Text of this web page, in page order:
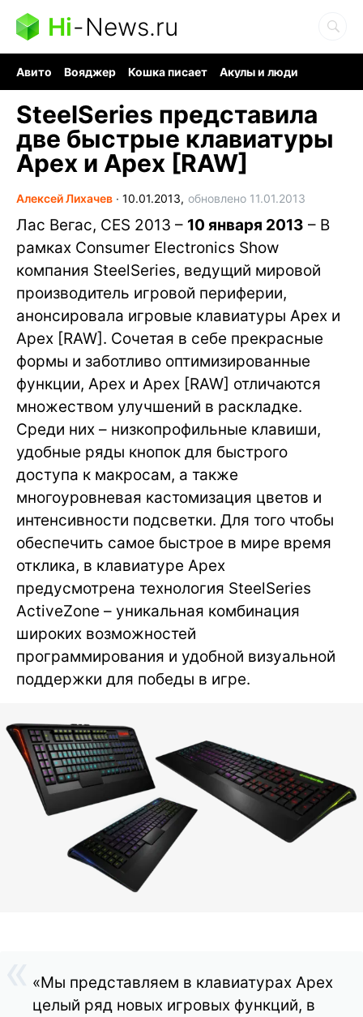
Hi-News.ru
Авито Вояджер Кошка писает
Акулы и люди
SteelSeries представила
две быстрые клавиатуры
Apex и Apex [RAW]
Алексей Лихачев ∙ 10.01.2013, обновлено 11.01.2013
Лас Вегас, CES 2013 – 10 января 2013 – В
рамках Consumer Electronics Show
компания SteelSeries, ведущий мировой
производитель игровой периферии,
анонсировала игровые клавиатуры Apex и
Apex [RAW]. Сочетая в себе прекрасные
формы и заботливо оптимизированные
функции, Apex и Apex [RAW] отличаются
множеством улучшений в раскладке.
Среди них – низкопрофильные клавиши,
удобные ряды кнопок для быстрого
доступа к макросам, а также
многоуровневая кастомизация цветов и
интенсивности подсветки. Для того чтобы
обеспечить самое быстрое в мире время
отклика, в клавиатуре Apex
предусмотрена технология SteelSeries
ActiveZone – уникальная комбинация
широких возможностей
программирования и удобной визуальной
поддержки для победы в игре.
«Мы представляем в клавиатурах Apex
целый ряд новых игровых функций, в